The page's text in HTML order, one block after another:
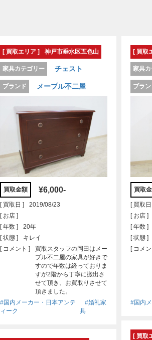
[ 買取エリア ] 神戸市垂水区五色山
家具カテゴリー チェスト
ブランド メープル不二屋
買取金額 ¥6,000-
[ 買取日 ]
2019/08/23
[ お店 ]
[ 年数 ]
20年
[ 状態 ]
キレイ
[ コメント ]
買取スタッフの岡田はメー
プル不二屋の家具が好きで
すので年数は経っておりま
すが2階から丁寧に搬出さ
せて頂き、お買取りさせて
頂きました。
#国内メーカー・日本アンテ
ィーク
#婚礼家
具
[ 買取
家具
ブラン
買取
[ 買取
[ お店 ]
[ 年数 ]
[ 状態 ]
[ コメ
#国内
[ 買取